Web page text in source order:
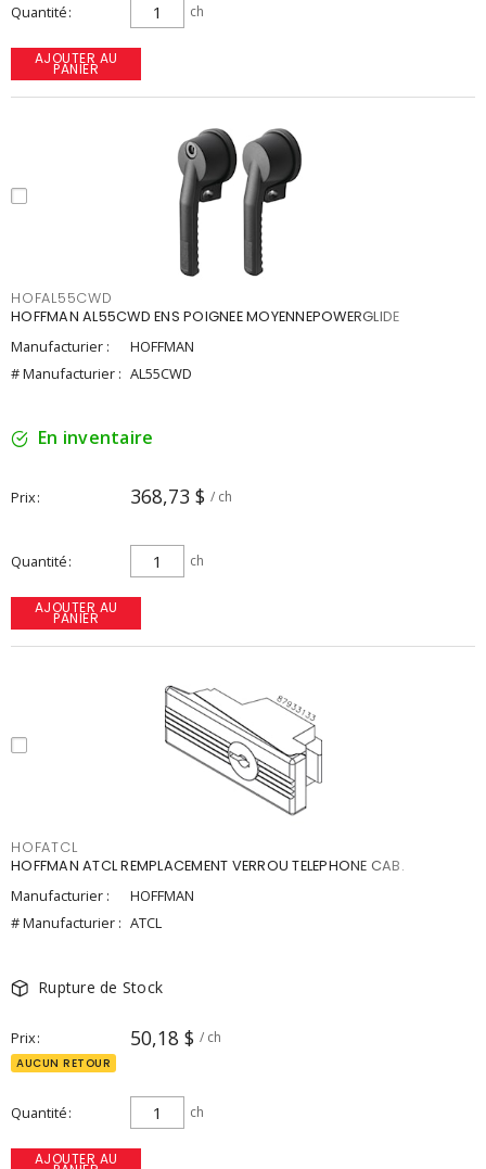
Quantité ch
AJOUTER AU
PANIER
HOFAL55CWD
HOFFMAN AL55CWD ENS POIGNEE MOYENNEPOWERGLIDE
Manufacturier :
HOFFMAN
# Manufacturier : AL55CWD
En inventaire
Prix 368,73 $ / ch
Quantité ch
AJOUTER AU
PANIER
HOFATCL
HOFFMAN ATCL REMPLACEMENT VERROU TELEPHONE CAB.
Manufacturier :
HOFFMAN
# Manufacturier : ATCL
Rupture de Stock
Prix 50,18 $ / ch
AUCUN RETOUR
Quantité ch
AJOUTER AU